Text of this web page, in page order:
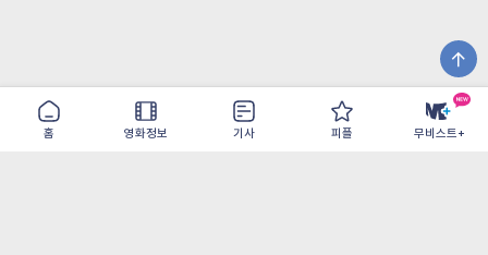
홈 영화정보 기사 피플 무비스트+